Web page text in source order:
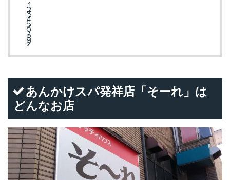
あんかけスパ発祥店「そーれ」は
どんなお店